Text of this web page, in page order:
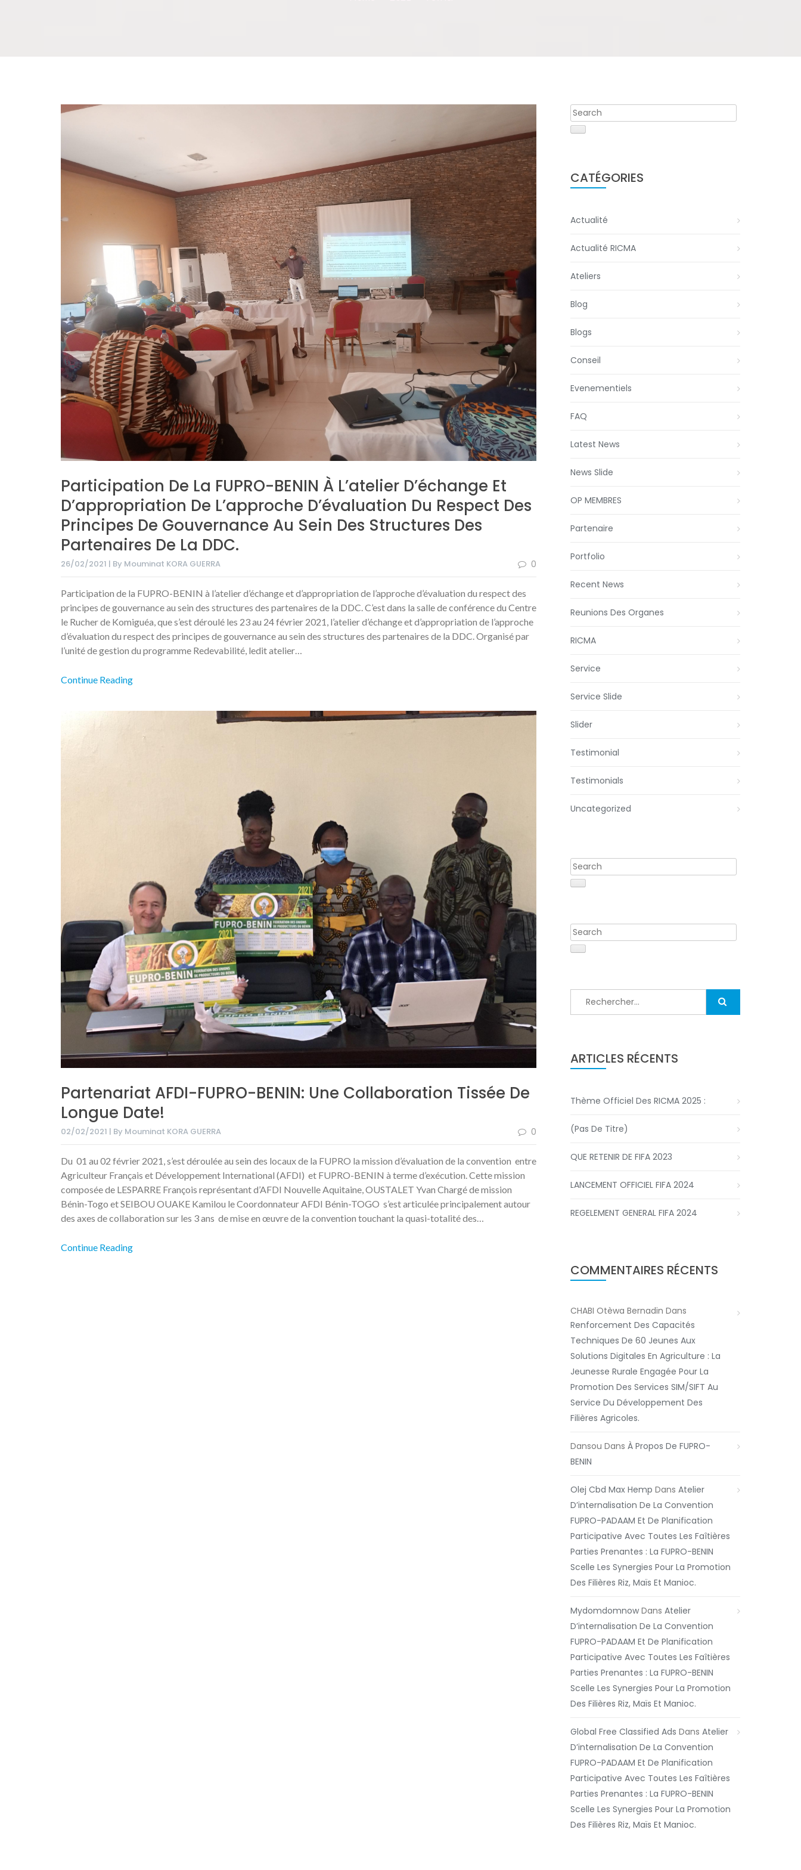
Participation De La FUPRO-BENIN À L’atelier D’échange Et
D’appropriation De L’approche D’évaluation Du Respect Des
Principes De Gouvernance Au Sein Des Structures Des
Partenaires De La DDC.
26/02/2021 | By Mouminat KORA GUERRA 0
Participation de la FUPRO-BENIN à l’atelier d’échange et d’appropriation de l’approche d’évaluation du respect des
principes de gouvernance au sein des structures des partenaires de la DDC. C’est dans la salle de conférence du Centre
le Rucher de Komiguéa, que s’est déroulé les 23 au 24 février 2021, l’atelier d’échange et d’appropriation de l’approche
d’évaluation du respect des principes de gouvernance au sein des structures des partenaires de la DDC. Organisé par
l’unité de gestion du programme Redevabilité, ledit atelier…
Continue Reading
Partenariat AFDI-FUPRO-BENIN: Une Collaboration Tissée De
Longue Date!
02/02/2021 | By Mouminat KORA GUERRA 0
Du 01 au 02 février 2021, s’est déroulée au sein des locaux de la FUPRO la mission d’évaluation de la convention entre
Agriculteur Français et Développement International (AFDI) et FUPRO-BENIN à terme d’exécution. Cette mission
composée de LESPARRE François représentant d’AFDI Nouvelle Aquitaine, OUSTALET Yvan Chargé de mission
Bénin-Togo et SEIBOU OUAKE Kamilou le Coordonnateur AFDI Bénin-TOGO s’est articulée principalement autour
des axes de collaboration sur les 3 ans de mise en œuvre de la convention touchant la quasi-totalité des…
Continue Reading
CATÉGORIES
Actualité
Actualité RICMA
Ateliers
Blog
Blogs
Conseil
Evenementiels
FAQ
Latest News
News Slide
OP MEMBRES
Partenaire
Portfolio
Recent News
Reunions Des Organes
RICMA
Service
Service Slide
Slider
Testimonial
Testimonials
Uncategorized
ARTICLES RÉCENTS
Thème Officiel Des RICMA 2025 :
(pas De Titre)
QUE RETENIR DE FIFA 2023
LANCEMENT OFFICIEL FIFA 2024
REGELEMENT GENERAL FIFA 2024
COMMENTAIRES RÉCENTS
CHABI Otèwa Bernadin Dans
Renforcement Des Capacités
Techniques De 60 Jeunes Aux
Solutions Digitales En Agriculture : La
Jeunesse Rurale Engagée Pour La
Promotion Des Services SIM/SIFT Au
Service Du Développement Des
Filières Agricoles.
Dansou Dans À Propos De FUPRO-
BENIN
Olej Cbd Max Hemp Dans Atelier
D’internalisation De La Convention
FUPRO-PADAAM Et De Planification
Participative Avec Toutes Les Faîtières
Parties Prenantes : La FUPRO-BENIN
Scelle Les Synergies Pour La Promotion
Des Filières Riz, Maïs Et Manioc.
Mydomdomnow Dans Atelier
D’internalisation De La Convention
FUPRO-PADAAM Et De Planification
Participative Avec Toutes Les Faîtières
Parties Prenantes : La FUPRO-BENIN
Scelle Les Synergies Pour La Promotion
Des Filières Riz, Maïs Et Manioc.
Global Free Classified Ads Dans Atelier
D’internalisation De La Convention
FUPRO-PADAAM Et De Planification
Participative Avec Toutes Les Faîtières
Parties Prenantes : La FUPRO-BENIN
Scelle Les Synergies Pour La Promotion
Des Filières Riz, Maïs Et Manioc.